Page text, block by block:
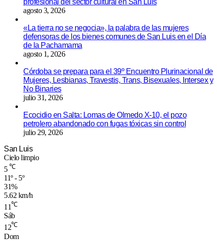
agosto 3, 2026
«La tierra no se negocia», la palabra de las mujeres
defensoras de los bienes comunes de San Luis en el Día
de la Pachamama
agosto 1, 2026
Córdoba se prepara para el 39º Encuentro Plurinacional de
Mujeres, Lesbianas, Travestis, Trans, Bisexuales, Intersex y
No Binaries
julio 31, 2026
Ecocidio en Salta: Lomas de Olmedo X-10, el pozo
petrolero abandonado con fugas tóxicas sin control
julio 29, 2026
San Luis
Cielo limpio
5 ℃
11º - 5º
31%
5.62 km/h
11℃
Sáb
12℃
Dom